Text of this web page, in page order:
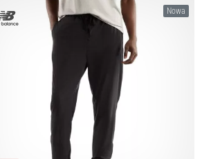
40½ 41½ 42 42½ 43 44 44½ 45 45½ 46½ 47 47½
Nowa